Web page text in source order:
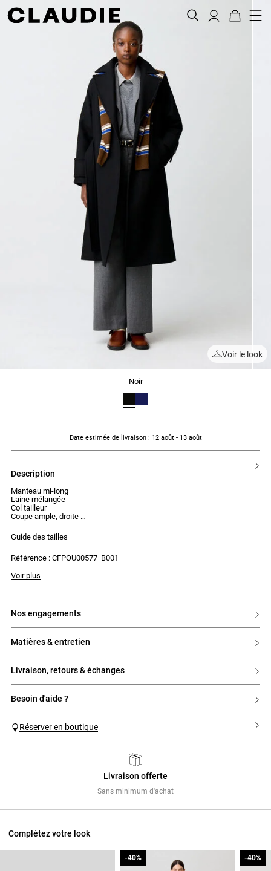
Voir le look
noir
Date estimée de livraison: 12 août - 13 août
description
Manteau mi-long
Laine mélangée
Col tailleur
Coupe ample, droite
Ceinture à la taille
Manches longues
Fente au dos
Collection FW23
Guide des tailles
Référence : CFPOU00577_B001
La mannequin mesure 1m74 et porte une taille T36
Voir plus
nos engagements
matières & entretien
livraison, retours & échanges
besoin d'aide ?
Réserver en boutique
Livraison offerte
Sans minimum d'achat
Complétez votre look
-40%
-40% -40%
-40%